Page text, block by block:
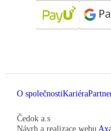
O společnostiKariéra
Čedok a.s
Návrh a realizace webu